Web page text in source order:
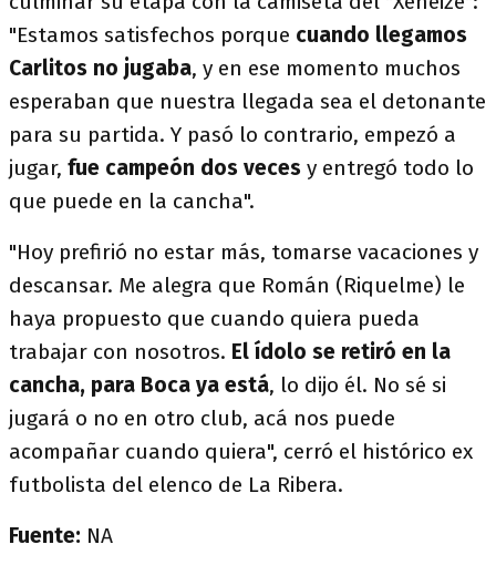
"Estamos satisfechos porque cuando llegamos
Carlitos no jugaba, y en ese momento muchos
esperaban que nuestra llegada sea el detonante
para su partida. Y pasó lo contrario, empezó a
jugar, fue campeón dos veces y entregó todo lo
que puede en la cancha".
"Hoy prefirió no estar más, tomarse vacaciones y
descansar. Me alegra que Román (Riquelme) le
haya propuesto que cuando quiera pueda
trabajar con nosotros. El ídolo se retiró en la
cancha, para Boca ya está, lo dijo él. No sé si
jugará o no en otro club, acá nos puede
acompañar cuando quiera", cerró el histórico ex
futbolista del elenco de La Ribera.
Fuente: NA